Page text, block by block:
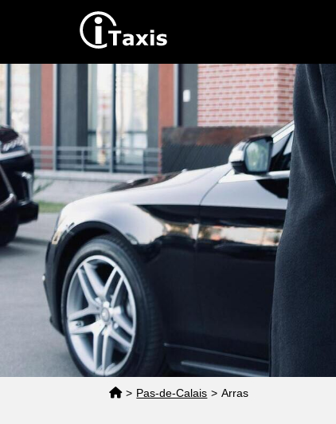
> Pas-de-Calais > Arras